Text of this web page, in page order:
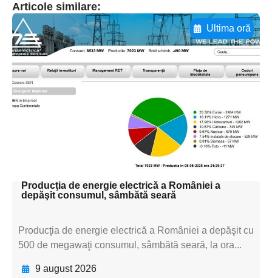
Articole similare:
Ultima oră
Adaugă aici textul pentru
subtitluAdaugă aici
textul pentru
subtitluAdaugă aici
textul pentru
subtitluAdaugă aici
textul pentru subti
Producţia de energie electrică a României a
depăşit consumul, sâmbătă seară
Producţia de energie electrică a României a depăşit cu
500 de megawaţi consumul, sâmbătă seară, la ora...
9 august 2026